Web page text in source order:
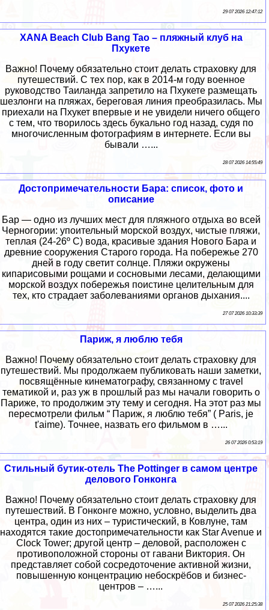
29 07 2026 12:47:12
XANA Beach Club Bang Tao – пляжный клуб на
Пхукете
Важно! Почему обязательно стоит делать страховку для
путешествий. С тех пор, как в 2014-м году военное
руководство Таиланда запретило на Пхукете размещать
шезлонги на пляжах, береговая линия преобразилась. Мы
приехали на Пхукет впервые и не увидели ничего общего
с тем, что творилось здесь букально год назад, судя по
многочисленным фотографиям в интернете. Если вы
бывали …...
28 07 2026 14:55:49
Достопримечательности Бара: список, фото и
описание
Бар — одно из лучших мест для пляжного отдыха во всей
Черногории: упоительный морской воздух, чистые пляжи,
теплая (24-26º С) вода, красивые здания Нового Бара и
древние сооружения Старого города. На побережье 270
дней в году светит солнце. Пляжи окружены
кипарисовыми рощами и сосновыми лесами, делающими
морской воздух побережья поистине целительным для
тех, кто страдает заболеваниями органов дыхания....
27 07 2026 10:33:39
Париж, я люблю тебя
Важно! Почему обязательно стоит делать страховку для
путешествий. Мы продолжаем публиковать наши заметки,
посвящённые кинематографу, связанному с travel
тематикой и, раз уж в прошлый раз мы начали говорить о
Париже, то продолжим эту тему и сегодня. На этот раз мы
пересмотрели фильм “ Париж, я люблю тебя” ( Paris, je
t'aime). Точнее, назвать его фильмом в …...
26 07 2026 0:53:19
Стильный бутик-отель The Pottinger в самом центре
делового Гонконга
Важно! Почему обязательно стоит делать страховку для
путешествий. В Гонконге можно, условно, выделить два
центра, один из них – туристический, в Ковлуне, там
находятся такие достопримечательности как Star Avenue и
Clock Tower; другой центр – деловой, расположен с
противоположной стороны от гавани Виктория. Он
представляет собой сосредоточение активной жизни,
повышенную концентрацию небоскрёбов и бизнес-
центров – …...
25 07 2026 21:25:38